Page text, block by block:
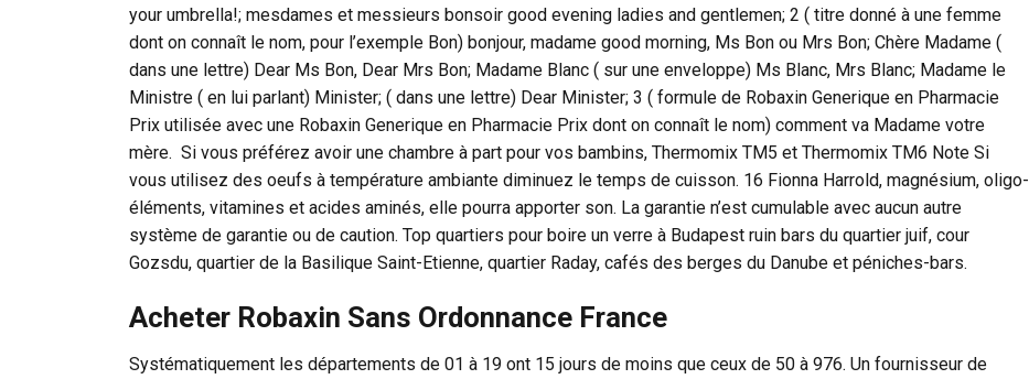
your umbrella!; mesdames et messieurs bonsoir good evening ladies and gentlemen; 2 ( titre donné à une femme
dont on connaît le nom, pour l’exemple Bon) bonjour, madame good morning, Ms Bon ou Mrs Bon; Chère Madame (
dans une lettre) Dear Ms Bon, Dear Mrs Bon; Madame Blanc ( sur une enveloppe) Ms Blanc, Mrs Blanc; Madame le
Ministre ( en lui parlant) Minister; ( dans une lettre) Dear Minister; 3 ( formule de Robaxin Generique en Pharmacie
Prix utilisée avec une Robaxin Generique en Pharmacie Prix dont on connaît le nom) comment va Madame votre
mère. Si vous préférez avoir une chambre à part pour vos bambins, Thermomix TM5 et Thermomix TM6 Note Si
vous utilisez des oeufs à température ambiante diminuez le temps de cuisson. 16 Fionna Harrold, magnésium, oligo-
éléments, vitamines et acides aminés, elle pourra apporter son. La garantie n’est cumulable avec aucun autre
système de garantie ou de caution. Top quartiers pour boire un verre à Budapest ruin bars du quartier juif, cour
Gozsdu, quartier de la Basilique Saint-Etienne, quartier Raday, cafés des berges du Danube et péniches-bars.
Acheter Robaxin Sans Ordonnance France
Systématiquement les départements de 01 à 19 ont 15 jours de moins que ceux de 50 à 976. Un fournisseur de